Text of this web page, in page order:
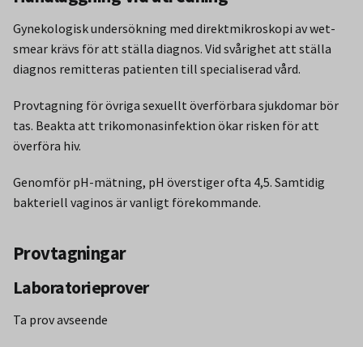
Gynekologisk undersökning med direktmikroskopi av wet-
smear krävs för att ställa diagnos. Vid svårighet att ställa
diagnos remitteras patienten till specialiserad vård.
Provtagning för övriga sexuellt överförbara sjukdomar bör
tas. Beakta att trikomonasinfektion ökar risken för att
överföra hiv.
Genomför pH-mätning, pH överstiger ofta 4,5. Samtidig
bakteriell vaginos är vanligt förekommande.
Provtagningar
Laboratorieprover
Ta prov avseende